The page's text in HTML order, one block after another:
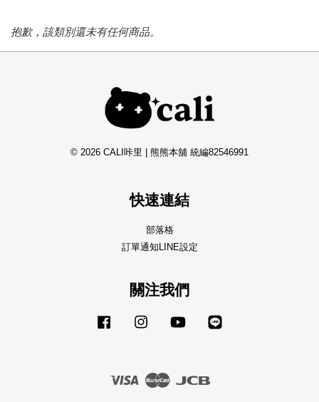
抱歉，該類別還未有任何商品。
© 2026 CALI咔里 | 熊熊本舖 統編82546991
快速連結
部落格
訂單通知LINE設定
關注我們
Facebook Instagram YouTube
Visa Master